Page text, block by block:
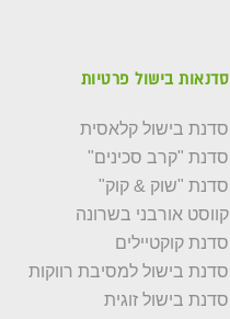
סדנאות בישול פרטיות
סדנת בישול קלאסית
סדנת "קרב סכינים"
סדנת "שוק & קוק"
קווסט אורבני בשרונה
סדנת קוקטיילים
סדנת בישול למסיבת רווקות
סדנת בישול זוגית